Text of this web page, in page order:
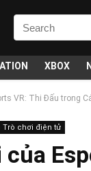
XBOX
VR: Thi Đấu trong
Trò chơi điện tử